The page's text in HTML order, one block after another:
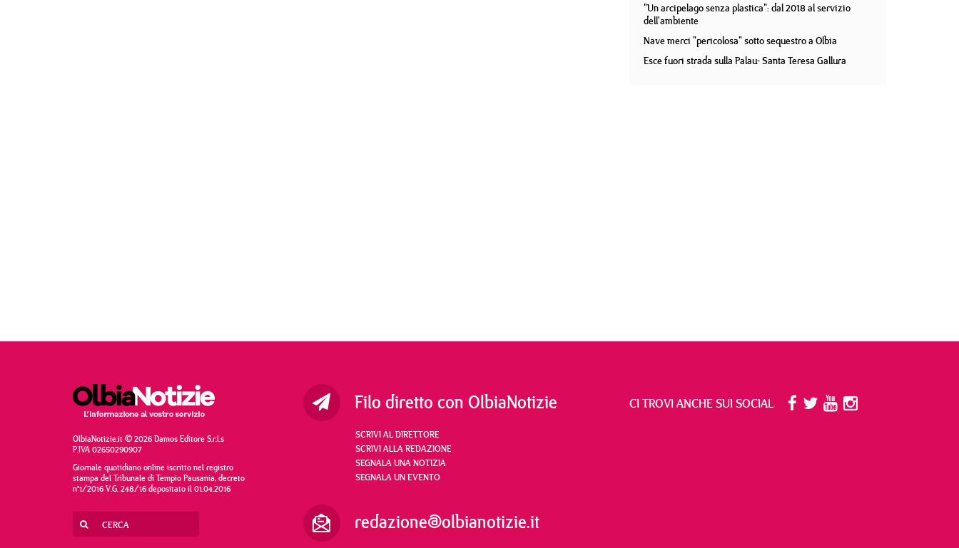
"Un arcipelago senza plastica": dal 2018 al servizio
dell'ambiente
Nave merci "pericolosa" sotto sequestro a Olbia
Esce fuori strada sulla Palau- Santa Teresa Gallura
OlbiaNotizie.it © 2026 Damos Editore S.r.l.s
P.IVA 02650290907
Giornale quotidiano online iscritto nel registro
stampa del Tribunale di Tempio Pausania, decreto
n°1/2016 V.G. 248/16 depositato il 01.04.2016
Filo diretto con OlbiaNotizie
SCRIVI AL DIRETTORE
SCRIVI ALLA REDAZIONE
SEGNALA UNA NOTIZIA
SEGNALA UN EVENTO
redazione@olbianotizie.it
CI TROVI ANCHE SUI SOCIAL